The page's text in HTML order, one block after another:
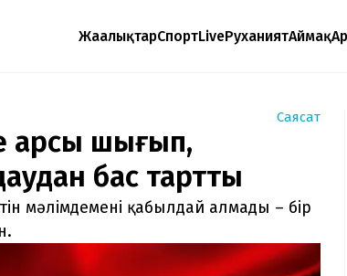
ЖаңалықтарСпортLiveРуханиятАймақ
Саясат
қарсы шығып,
бас тартты
мәлімдемені қабылдай алмады – бір